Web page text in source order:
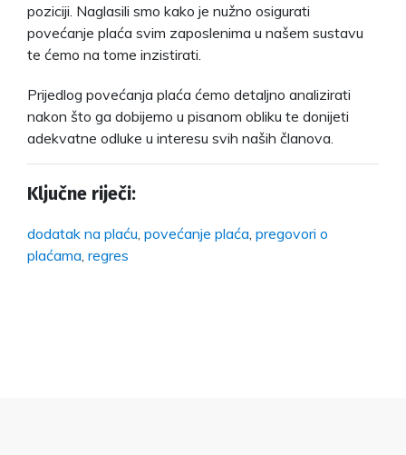
poziciji. Naglasili smo kako je nužno osigurati
povećanje plaća svim zaposlenima u našem sustavu
te ćemo na tome inzistirati.
Prijedlog povećanja plaća ćemo detaljno analizirati
nakon što ga dobijemo u pisanom obliku te donijeti
adekvatne odluke u interesu svih naših članova.
Ključne riječi:
dodatak na plaću povećanje plaća pregovori o
plaćama regres